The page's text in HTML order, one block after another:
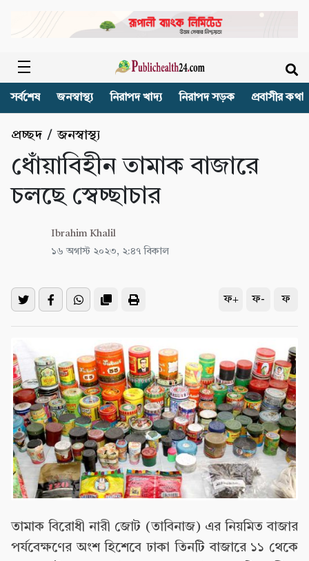
সর্বশেষ জনস্বাস্থ্য নিরাপদ খাদ্য নিরাপদ সড়ক প্রবাসীর কথা
প্রচ্ছদ /জনস্বাস্থ্য
ধোঁয়াবিহীন তামাক বাজারে
চলছে স্বেচ্ছাচার
Ibrahim Khalil
১৬ অগাস্ট ২০২৩, ২:৪৭ বিকাল
ফ+ ফ- ফ
তামাক বিরোধী নারী জোট (তাবিনাজ) এর নিয়মিত বাজার
পর্যবেক্ষণের অংশ হিশেবে ঢাকা তিনটি বাজারে ১১ থেকে